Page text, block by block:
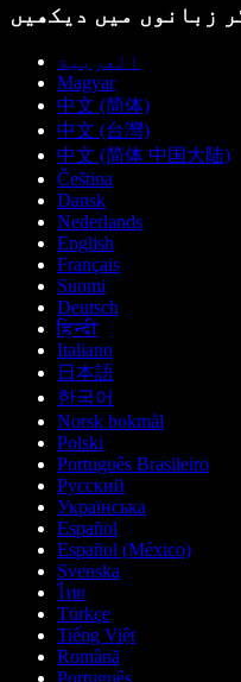
زبانوں میں دیکھیں
العربية
Magyar
中文 (简体)
中文 (台灣)
中文 (简体 中国大陆)
Čeština
Dansk
Nederlands
English
Français
Suomi
Deutsch
हिन्दी
Italiano
日本語
한국어
Norsk bokmål
Polski
Português Brasileiro
Русский
Українська
Español
Español (México)
Svenska
ไทย
Türkçe
Tiếng Việt
Română
Português